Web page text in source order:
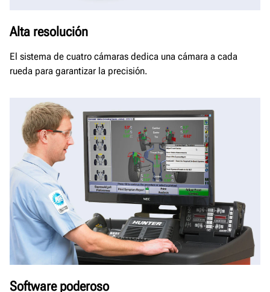
Alta resolución
El sistema de cuatro cámaras dedica una cámara a cada
rueda para garantizar la precisión.
Software poderoso